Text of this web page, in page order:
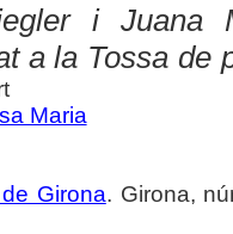
i Juana
a la Tossa de
Maria
Girona. Girona,